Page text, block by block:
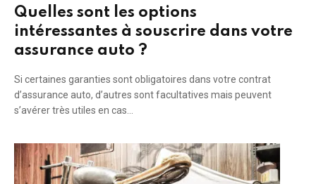
Quelles sont les options
intéressantes à souscrire dans votre
assurance auto ?
Si certaines garanties sont obligatoires dans votre contrat
d’assurance auto, d’autres sont facultatives mais peuvent
s’avérer très utiles en cas…